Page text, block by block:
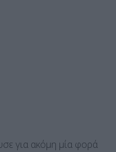
για ακόμη μία φορά